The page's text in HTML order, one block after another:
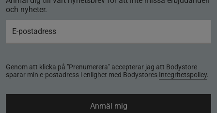
och nyheter.
Genom att klicka på "Prenumerera" accepterar jag att Bodystore
sparar min e-postadress i enlighet med Bodystores Integritetspolicy.
Anmäl mig